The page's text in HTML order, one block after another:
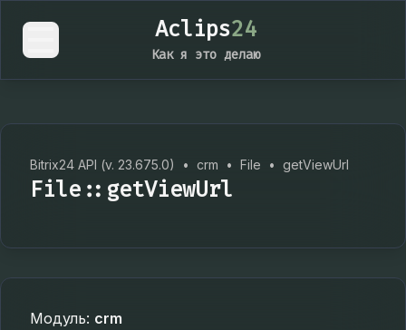
Aclips24
Как я это делаю
Bitrix24 API (v. 23.675.0) • crm • File • getViewUrl
File::getViewUrl
Модуль: crm